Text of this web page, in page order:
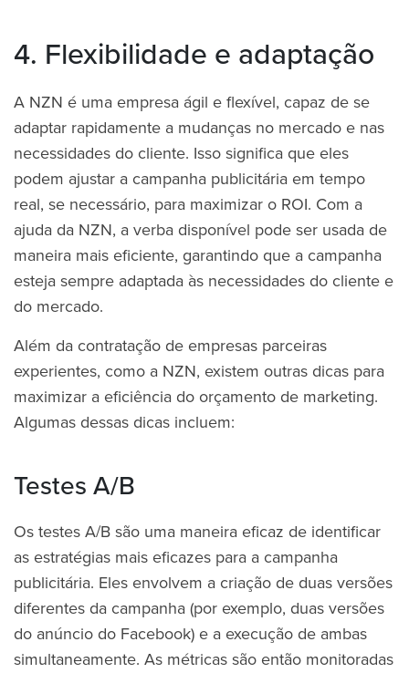
4. Flexibilidade e adaptação
A NZN é uma empresa ágil e flexível, capaz de se
adaptar rapidamente a mudanças no mercado e nas
necessidades do cliente. Isso significa que eles
podem ajustar a campanha publicitária em tempo
real, se necessário, para maximizar o ROI. Com a
ajuda da NZN, a verba disponível pode ser usada de
maneira mais eficiente, garantindo que a campanha
esteja sempre adaptada às necessidades do cliente e
do mercado.
Além da contratação de empresas parceiras
experientes, como a NZN, existem outras dicas para
maximizar a eficiência do orçamento de marketing.
Algumas dessas dicas incluem:
Testes A/B
Os testes A/B são uma maneira eficaz de identificar
as estratégias mais eficazes para a campanha
publicitária. Eles envolvem a criação de duas versões
diferentes da campanha (por exemplo, duas versões
do anúncio do Facebook) e a execução de ambas
simultaneamente. As métricas são então monitoradas